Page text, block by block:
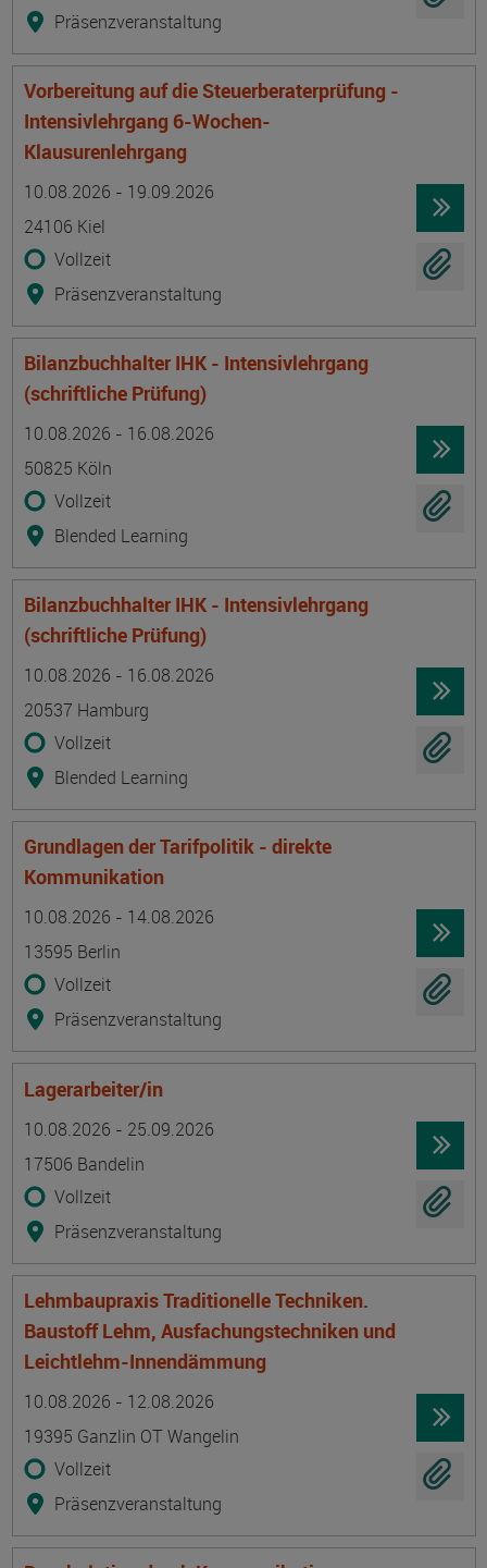
Präsenzveranstaltung
Vorbereitung auf die Steuerberaterprüfung -
Intensivlehrgang 6-Wochen-
Klausurenlehrgang
10.08.2026 - 19.09.2026
24106 Kiel
Vollzeit
Präsenzveranstaltung
Bilanzbuchhalter IHK - Intensivlehrgang
(schriftliche Prüfung)
10.08.2026 - 16.08.2026
50825 Köln
Vollzeit
Blended Learning
Bilanzbuchhalter IHK - Intensivlehrgang
(schriftliche Prüfung)
10.08.2026 - 16.08.2026
20537 Hamburg
Vollzeit
Blended Learning
Grundlagen der Tarifpolitik - direkte
Kommunikation
10.08.2026 - 14.08.2026
13595 Berlin
Vollzeit
Präsenzveranstaltung
Lagerarbeiter/in
10.08.2026 - 25.09.2026
17506 Bandelin
Vollzeit
Präsenzveranstaltung
Lehmbaupraxis Traditionelle Techniken.
Baustoff Lehm, Ausfachungstechniken und
Leichtlehm-Innendämmung
10.08.2026 - 12.08.2026
19395 Ganzlin OT Wangelin
Vollzeit
Präsenzveranstaltung